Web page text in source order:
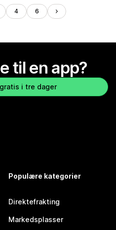
4 6
til en app?
i tre dager
Populære kategorier
Direktefrakting
Markedsplasser